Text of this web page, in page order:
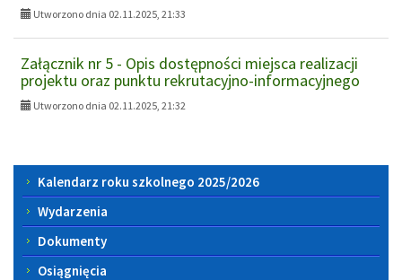
Utworzono dnia 02.11.2025, 21:33
Załącznik nr 5 - Opis dostępności miejsca realizacji
projektu oraz punktu rekrutacyjno-informacyjnego
Utworzono dnia 02.11.2025, 21:32
Menu
boczne
Kalendarz roku szkolnego 2025/2026
Wydarzenia
Dokumenty
Osiągnięcia